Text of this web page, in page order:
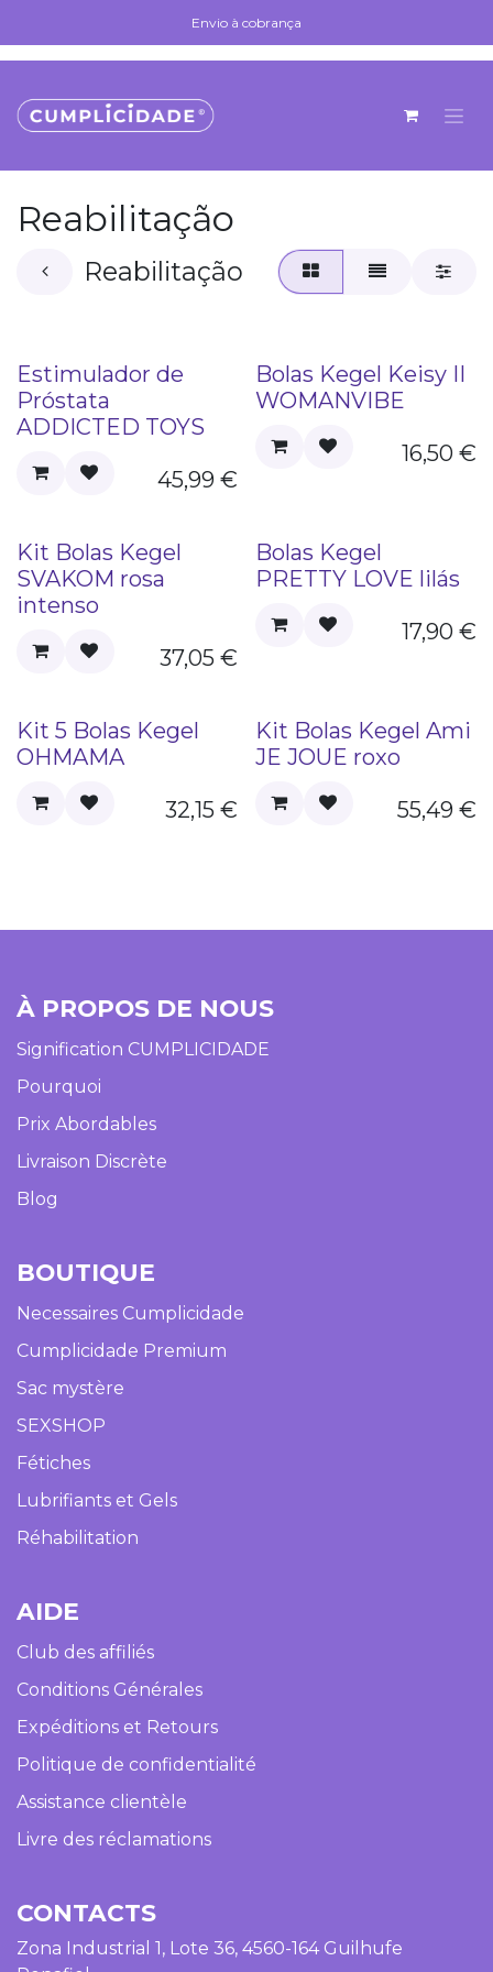
Envio à cobrança
Envio à cobrança
Reabilitação
Reabilitação
Estimulador de
Próstata
ADDICTED TOYS
45,99 €
Bolas Kegel Keisy II
WOMANVIBE
16,50 €
Kit Bolas Kegel
SVAKOM rosa
intenso
37,05 €
Bolas Kegel
PRETTY LOVE lilás
17,90 €
Kit 5 Bolas Kegel
OHMAMA
32,15 €
Kit Bolas Kegel Ami
JE JOUE roxo
55,49 €
À PROPOS DE NOUS
Signification CUMPLICIDADE
Pourquoi
Prix Abordables
Livraison Discrète
Blog
BOUTIQUE​
Necessaires Cumplicidade
Cumplicidade Premium
Sac mystère
SEXSHOP
Fétiches
Lubrifiants et Gels
Réhabilitation
AIDE​
Club des affiliés
Conditions Générales
Expéditions et Retours
Politique de confidentialité
Assistance clientèle
Livre des réclamations
CONTACTS
Zona Industrial 1, Lote 36, 4560-164 Guilhufe